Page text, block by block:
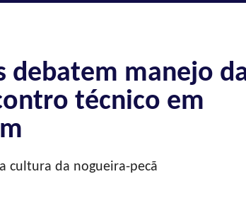
debatem manejo
técnico em
cultura da nogueira-pecã